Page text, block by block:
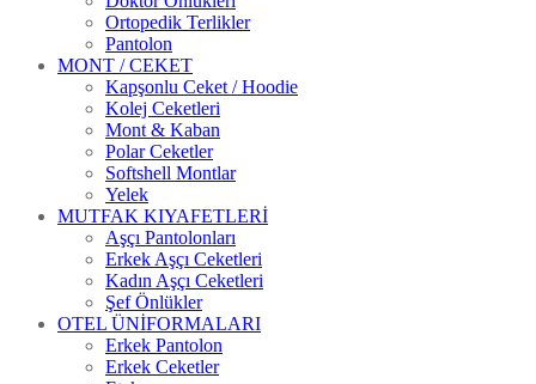
Ortopedik Terlikler
Pantolon
MONT / CEKET
Kapşonlu Ceket / Hoodie
Kolej Ceketleri
Mont & Kaban
Polar Ceketler
Softshell Montlar
Yelek
MUTFAK KIYAFETLERİ
Aşçı Pantolonları
Erkek Aşçı Ceketleri
Kadın Aşçı Ceketleri
Şef Önlükler
OTEL ÜNİFORMALARI
Erkek Pantolon
Erkek Ceketler